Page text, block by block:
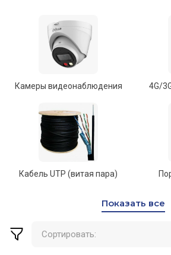
предлагаем проверенное!
видеокамеры IMOU
Доставим и подключим
Камеры видеонаблюдения 4G/
Кабель UTP (витая пара)
Показать все
Сортировать: